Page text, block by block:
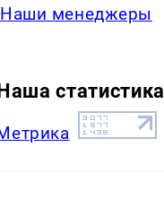
Наши менеджеры
статистика